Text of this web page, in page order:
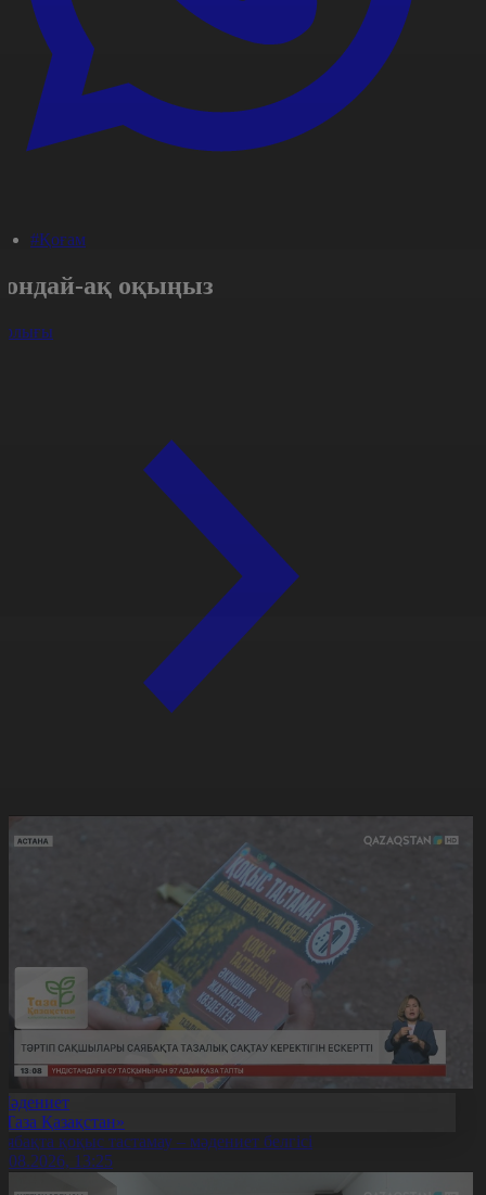
#Қоғам
ақ оқыңыз
Қазақстан»
қоқыс тастамау – мәдениет белгісі
13:25